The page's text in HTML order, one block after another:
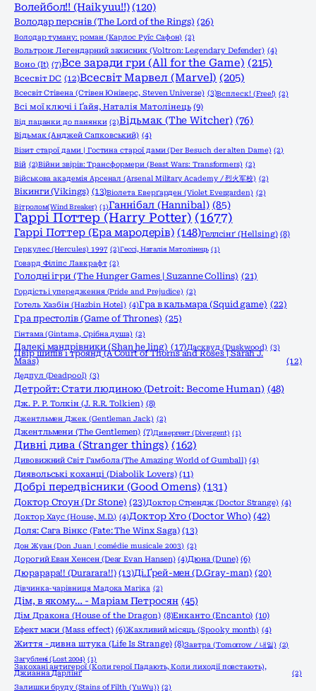
Волейбол!! (Haikyuu!!) (120)
Володар перснів (The Lord of the Rings) (26)
Володар туману: роман (Карлос Руїс Сафон) (2)
Вольтрон: Легендарний захисник (Voltron: Legendary Defender) (4)
Воно (It) (7)Все заради гри (All for the Game) (215)
Всесвіт DC (12)Всесвіт Марвел (Marvel) (205)
Всесвіт Стівена (Стівен Юніверс, Steven Universe) (3)Всплеск! (Free!) (2)
Всі мої ключі і Ґайя, Наталія Матолінець (9)
Від пацанки до панянки (2)Відьмак (The Witcher) (76)
Відьмак (Анджей Сапковський) (4)
Візит старої дами | Гостина старої дами (Der Besuch der alten Dame) (2)
Вій (2)Війни звірів: Трансформери (Beast Wars: Transformers) (2)
Військова академія Арсенал (Arsenal Military Academy / 烈火军校) (2)
Вікинги (Vikings) (13)Віолета Еверґарден (Violet Evergarden) (2)
Вітролом(Wind Breaker) (1)Ганнібал (Hannibal) (85)
Гаррі Поттер (Harry Potter) (1677)
Гаррі Поттер (Ера мародерів) (148)Геллсінґ (Hellsing) (8)
Геркулес (Hercules) 1997 (2)Гессі, Наталія Матолінець (1)
Говард Філіпс Лавкрафт (2)
Голодні ігри (The Hunger Games | Suzanne Collins) (21)
Гордість і упередження (Pride and Prejudice) (2)
Готель Хазбін (Hazbin Hotel) (4)Гра в кальмара (Squid game) (22)
Гра престолів (Game of Thrones) (25)
Гінтама (Gintama, Срібна душа) (2)
Далекі мандрівники (Shan he ling) (17)Дасквуд (Duskwood) (3)
Двір шипів і троянд (A Court of Thorns and Roses | Sarah J.
Maas) (12)
Дедпул (Deadpool) (3)
Детройт: Стати людиною (Detroit: Become Human) (48)
Дж. Р. Р. Толкін (J. R.R. Tolkien) (8)
Джентльмен Джек (Gentleman Jack) (2)
Джентльмени (The Gentlemen) (7)Дивергент (Divergent) (1)
Дивні дива (Stranger things) (162)
Дивовижний Світ Гамбола (The Amazing World of Gumball) (4)
Диявольські коханці (Diabolik Lovers) (11)
Добрі передвісники (Good Omens) (131)
Доктор Стоун (Dr Stone) (23)Доктор Стрендж (Doctor Strange) (4)
Доктор Хаус (House, M.D.) (4)Доктор Хто (Doctor Who) (42)
Доля: Сага Вінкс (Fate: The Winx Saga) (13)
Дон Жуан (Don Juan | comédie musicale 2003) (2)
Дорогий Еван Хенсен (Dear Evan Hansen) (4)Дюна (Dune) (6)
Дюрарара!! (Durarara!!) (13)Ді.Ґрей-мен (D.Gray-man) (20)
Дівчинка-чарівниця Мадока Магіка (2)
Дім, в якому… - Маріам Петросян (45)
Дім Дракона (House of the Dragon) (8)Енканто (Encanto) (10)
Ефект маси (Mass effect) (6)Жахливий місяць (Spooky month) (4)
Життя - дивна штука (Life Is Strange) (8)Завтра (Tomorrow / 내일) (2)
Загублені (Lost 2004) (1)
Закохані антигерої (Коли герої Падають, Коли лиходії повстають),
Джианна Дарлінґ
(2)
Залишки бруду (Stains of Filth (YuWu)) (2)